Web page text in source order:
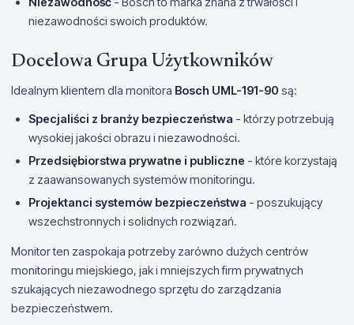
niezawodności swoich produktów.
Docelowa Grupa Użytkowników
Idealnym klientem dla monitora Bosch UML-191-90 są:
Specjaliści z branży bezpieczeństwa - którzy potrzebują
wysokiej jakości obrazu i niezawodności.
Przedsiębiorstwa prywatne i publiczne - które korzystają
z zaawansowanych systemów monitoringu.
Projektanci systemów bezpieczeństwa - poszukujący
wszechstronnych i solidnych rozwiązań.
Monitor ten zaspokaja potrzeby zarówno dużych centrów
monitoringu miejskiego, jak i mniejszych firm prywatnych
szukających niezawodnego sprzętu do zarządzania
bezpieczeństwem.